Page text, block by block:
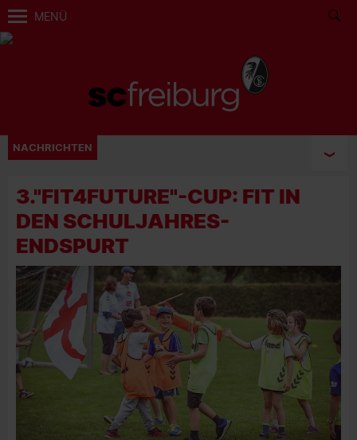
MENÜ
NACHRICHTEN
3."FIT4FUTURE"-CUP: FIT IN
DEN SCHULJAHRES-
ENDSPURT